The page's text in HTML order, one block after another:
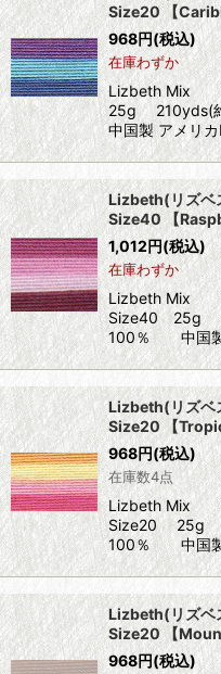
Size20 【
968円(税込)
在庫わずか
Lizbeth Mix
25g 210yds(
中国製 アメリ
Lizbeth(リズ
Size40 【
1,012円(税込)
在庫わずか
Lizbeth Mix
Size40 25g
100％ 中国製
Lizbeth(リズ
Size20 【
968円(税込)
在庫数4点
Lizbeth Mix
Size20 25g
100％ 中国製
Lizbeth(リズ
Size20 【
968円(税込)